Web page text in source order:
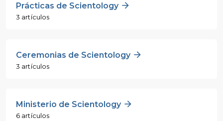
Prácticas de Scientology
3 artículos
Ceremonias de Scientology
3 artículos
Ministerio de Scientology
6 artículos